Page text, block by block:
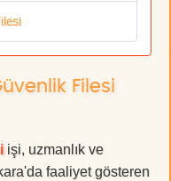
Filesi
işi, uzmanlık ve
faaliyet gösteren